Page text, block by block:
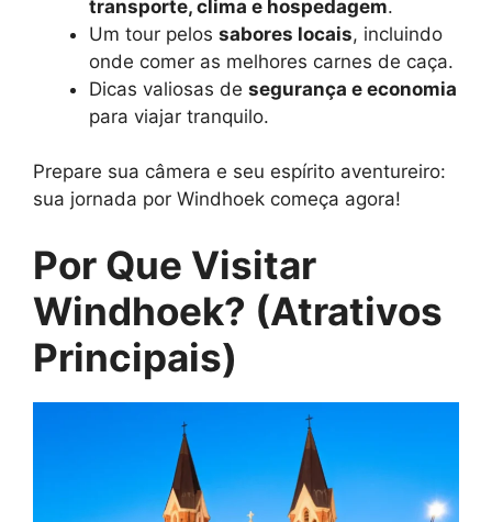
transporte, clima e hospedagem.
Um tour pelos sabores locais, incluindo
onde comer as melhores carnes de caça.
Dicas valiosas de segurança e economia
para viajar tranquilo.
Prepare sua câmera e seu espírito aventureiro:
sua jornada por Windhoek começa agora!
Por Que Visitar
Windhoek? (Atrativos
Principais)